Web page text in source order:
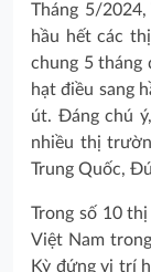
Tháng 5/
hầu hết các
chung 5 tháng
hạt điều sang
út. Đáng chú
nhiều thị
Trung Quốc,
Trong số 10
Việt Nam
Kỳ đứng vị trí